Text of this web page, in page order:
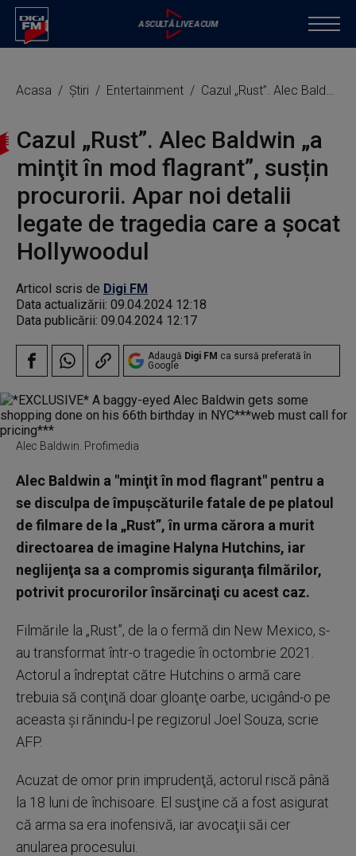
Acasa Știri Entertainment Cazul „Rust”. Alec Baldwin „a minţit în mod flagrant”, susțin procurorii. Apar noi detalii legate de tragedia care a șocat Hollywoodul
Cazul „Rust”. Alec Baldwin „a
minţit în mod flagrant”, susțin
procurorii. Apar noi detalii
legate de tragedia care a șocat
Hollywoodul
Articol scris de Digi FM
Data actualizării: 09.04.2024 12:18
Data publicării: 09.04.2024 12:17
Adaugă Digi FM ca sursă preferată în
Google
Alec Baldwin. Profimedia
Alec Baldwin a "minţit în mod flagrant" pentru a
se disculpa de împuşcăturile fatale de pe platoul
de filmare de la „Rust”, în urma cărora a murit
directoarea de imagine Halyna Hutchins, iar
neglijenţa sa a compromis siguranţa filmărilor,
potrivit procurorilor însărcinaţi cu acest caz.
Filmările la „Rust”, de la o fermă din New Mexico, s-
au transformat într-o tragedie în octombrie 2021.
Actorul a îndreptat către Hutchins o armă care
trebuia să conţină doar gloanţe oarbe, ucigând-o pe
aceasta și rănindu-l pe regizorul Joel Souza, scrie
AFP.
Acuzat de omor prin imprudenţă, actorul riscă până
la 18 luni de închisoare. El susţine că a fost asigurat
că arma sa era inofensivă, iar avocaţii săi cer
anularea procesului.